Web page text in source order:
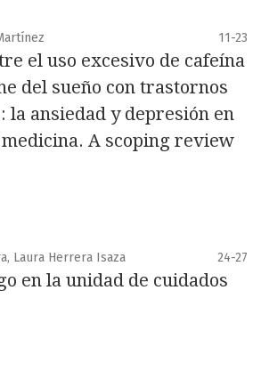
11-23
el uso excesivo de cafeína
del sueño con trastornos
la ansiedad y depresión en
A scoping review
Laura Herrera Isaza 24-27
en la unidad de cuidados